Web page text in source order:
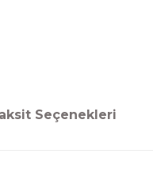
Seçenekleri